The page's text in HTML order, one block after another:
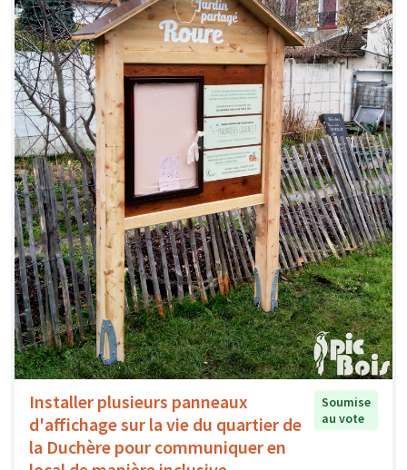
Installer plusieurs panneaux
d'affichage sur la vie du quartier de
la Duchère pour communiquer en
Soumise
au vote